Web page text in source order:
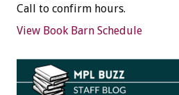
Call to confirm hours.
View Book Barn Schedule